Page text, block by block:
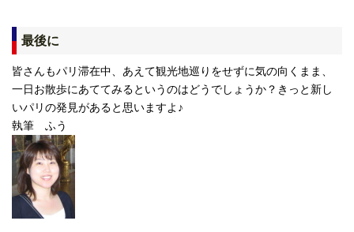
最後に
皆さんもパリ滞在中、あえて観光地巡りをせずに気の向くまま、
一日お散歩にあててみるというのはどうでしょうか？きっと新し
いパリの発見があると思いますよ♪
執筆 ふう